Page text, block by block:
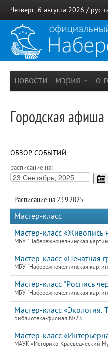
Четверг, 6 августа 2026 / рус
новости мэрия о
Городская афиша
ОБЗОР СОБЫТИЙ
расписание на:
Расписание на 23.9.2025
Мастер-класс
Мастер-класс «Живопись
МБУ "Набережночелнинская
Мастер-класс «Печатная
МБУ "Набережночелнинская
Мастер-класс "Роспись
МБУ "Набережночелнинская
Мастер-класс «Экология.
Библиотека-филиал №23
Мастер-класс
МАУК «Историко-Краеведческий